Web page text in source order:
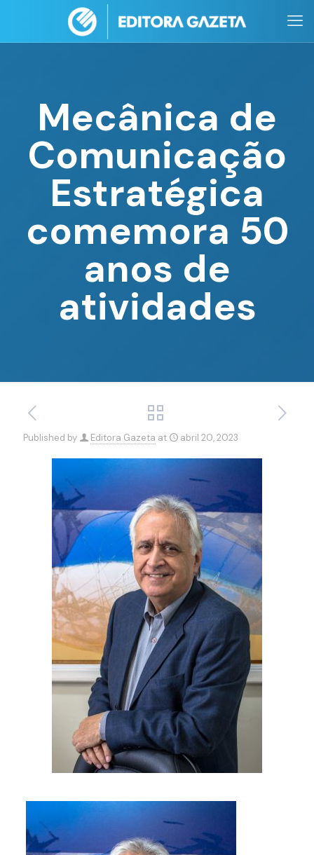
Mecânica de
Comunicação
Estratégica
comemora 50
anos de
atividades
Published by Editora Gazeta at abril 20, 2023